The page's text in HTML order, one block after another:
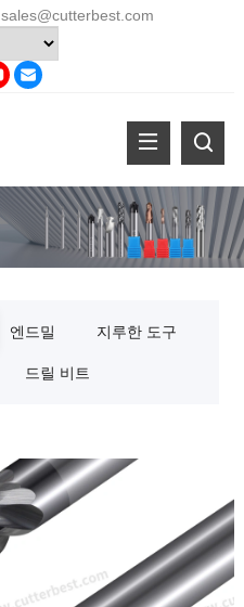
sales@cutterbest.com
엔드밀 지루한 도구
드릴 비트